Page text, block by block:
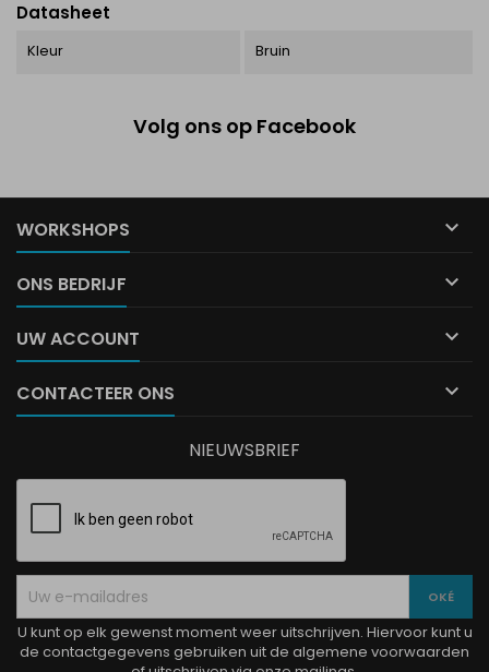
Datasheet
Kleur Bruin
Volg ons op Facebook
WORKSHOPS 
ONS BEDRIJF 
UW ACCOUNT 
CONTACTEER ONS 
NIEUWSBRIEF
U kunt op elk gewenst moment weer uitschrijven. Hiervoor kunt u
de contactgegevens gebruiken uit de algemene voorwaarden